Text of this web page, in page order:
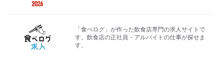
「食べログ」が作った飲食店専門の求人サイトで
す。飲食店の正社員・アルバイトの仕事が探せま
す。